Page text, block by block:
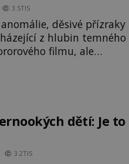
3.5TIS
děsivé přízraky
z hlubin temného
filmu, ale
lesů, které
na světě. Lidé
A odvážili byste se je navštívit? [gallery ids="17
dětí: Je to
3.2TIS